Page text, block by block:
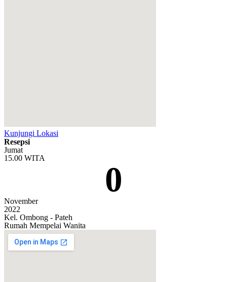
Kunjungi Lokasi
Resepsi
Jumat
15.00 WITA
0
November
2022
Kel. Ombong - Pateh
Rumah Mempelai Wanita